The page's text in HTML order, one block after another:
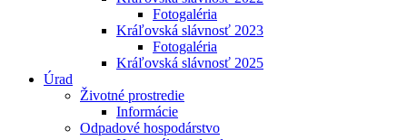
Fotogaléria
Kráľovská slávnosť 2023
Fotogaléria
Kráľovská slávnosť 2025
Úrad
Životné prostredie
Informácie
Odpadové hospodárstvo